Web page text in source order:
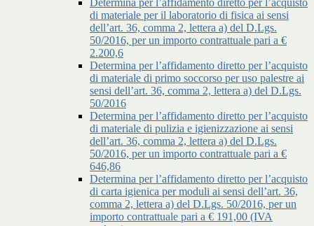
Determina per l’affidamento diretto per l’acquisto
di materiale per il laboratorio di fisica ai sensi
dell’art. 36, comma 2, lettera a) del D.Lgs.
50/2016, per un importo contrattuale pari a €
2.200,6
Determina per l’affidamento diretto per l’acquisto
di materiale di primo soccorso per uso palestre ai
sensi dell’art. 36, comma 2, lettera a) del D.Lgs.
50/2016
Determina per l’affidamento diretto per l’acquisto
di materiale di pulizia e igienizzazione ai sensi
dell’art. 36, comma 2, lettera a) del D.Lgs.
50/2016, per un importo contrattuale pari a €
646,86
Determina per l’affidamento diretto per l’acquisto
di carta igienica per moduli ai sensi dell’art. 36,
comma 2, lettera a) del D.Lgs. 50/2016, per un
importo contrattuale pari a € 191,00 (IVA